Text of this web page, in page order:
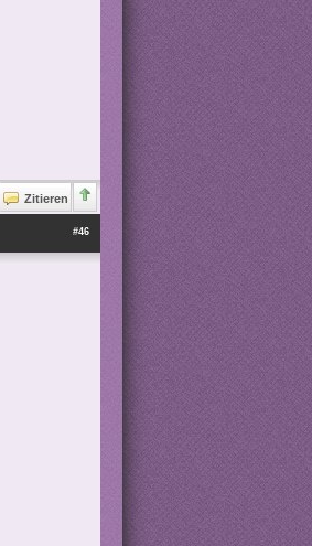
Zitieren
#46